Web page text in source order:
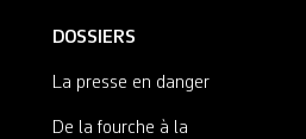
DOSSIERS
La presse en danger
De la fourche à la